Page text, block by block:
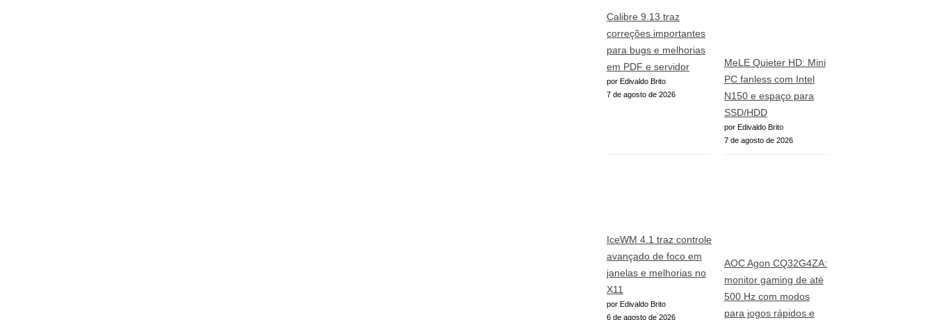
Calibre 9.13 traz
correções importantes
para bugs e melhorias
em PDF e servidor
por Edivaldo Brito
7 de agosto de 2026
MeLE Quieter HD: Mini
PC fanless com Intel
N150 e espaço para
SSD/HDD
por Edivaldo Brito
7 de agosto de 2026
IceWM 4.1 traz controle
avançado de foco em
janelas e melhorias no
X11
por Edivaldo Brito
6 de agosto de 2026
AOC Agon CQ32G4ZA:
monitor gaming de até
500 Hz com modos
para jogos rápidos e